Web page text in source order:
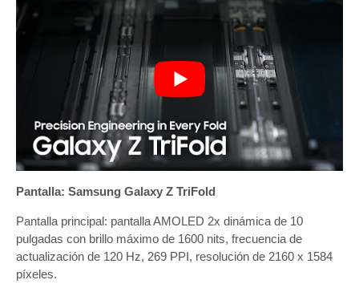
Pantalla: Samsung Galaxy Z TriFold
Pantalla principal: pantalla AMOLED 2x dinámica de 10
pulgadas con brillo máximo de 1600 nits, frecuencia de
actualización de 120 Hz, 269 PPI, resolución de 2160 x 1584
píxeles.